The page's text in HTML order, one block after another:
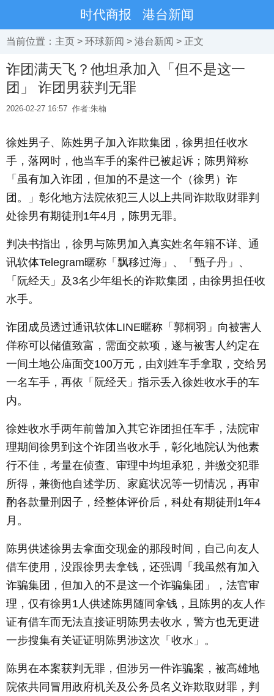
时代商报 港台新闻
当前位置： 主页 > 环球新闻 > 港台新闻 > 正文
诈团满天飞？他坦承加入「但不是这一
团」 诈团男获判无罪
2026-02-27 16:57 作者:朱楠
徐姓男子、陈姓男子加入诈欺集团，徐男担任收水
手，落网时，他当车手的案件已被起诉；陈男辩称
「虽有加入诈团，但加的不是这一个（徐男）诈
团。」彰化地方法院依犯三人以上共同诈欺取财罪判
处徐男有期徒刑1年4月，陈男无罪。
判决书指出，徐男与陈男加入真实姓名年籍不详、通
讯软体Telegram暱称「飘移过海」、「甄子丹」、
「阮经天」及3名少年组长的诈欺集团，由徐男担任收
水手。
诈团成员透过通讯软体LINE暱称「郭桐羽」向被害人
佯称可以储值致富，需面交款项，遂与被害人约定在
一间土地公庙面交100万元，由刘姓车手拿取，交给另
一名车手，再依「阮经天」指示丢入徐姓收水手的车
内。
徐姓收水手两年前曾加入其它诈团担任车手，法院审
理期间徐男到这个诈团当收水手，彰化地院认为他素
行不佳，考量在侦查、审理中均坦承犯，并缴交犯罪
所得，兼衡他自述学历、家庭状况等一切情况，再审
酌各款量刑因子，经整体评价后，科处有期徒刑1年4
月。
陈男供述徐男去拿面交现金的那段时间，自己向友人
借车使用，没跟徐男去拿钱，还强调「我虽然有加入
诈骗集团，但加入的不是这一个诈骗集团」，法官审
理，仅有徐男1人供述陈男随同拿钱，且陈男的友人作
证有借车而无法直接证明陈男去收水，警方也无更进
一步搜集有关证证明陈男涉这次「收水」。
陈男在本案获判无罪，但涉另一件诈骗案，被高雄地
院依共同冒用政府机关及公务员名义诈欺取财罪，判